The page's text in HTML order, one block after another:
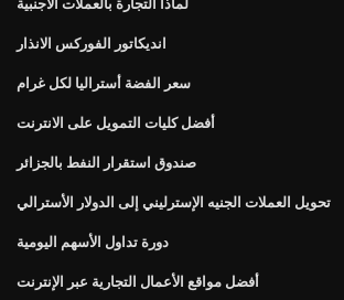
انديكاتور الفوركس الانذار
سعر الفضة أستراليا لكل غرام
أفضل كليات التمويل على الانترنت
صندوق استقرار النفط بالجزائر
تحويل العملات الجنيه الإسترليني إلى الدولار الأسترالي
دورة تداول الأسهم اليومية
أفضل مواقع الأعمال التجارية عبر الإنترنت